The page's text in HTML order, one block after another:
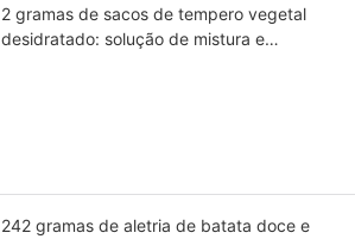
2 gramas de sacos de tempero vegetal
desidratado: solução de mistura e
242 gramas de aletria de batata doce e